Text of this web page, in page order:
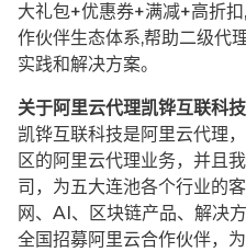
大礼包+优惠券+满减+高折
作伙伴生态体系,帮助二级代
实践和解决方案。
关于阿里云代理凯铧互联科技
凯铧互联科技是阿里云代理
区的阿里云代理业务，并且
司，为五大连池各个行业的
网、AI、区块链产品、解决
全国招募阿里云合作伙伴，